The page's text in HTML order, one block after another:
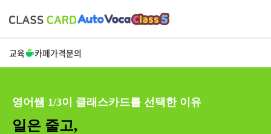
교육 카페가격문의
영어쌤 1/3이 클래스카드를 선택한 이유
일은 줄고,